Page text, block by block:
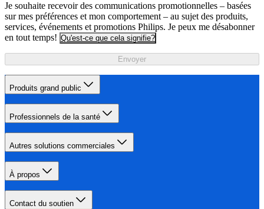
Je souhaite recevoir des communications promotionnelles – basées
sur mes préférences et mon comportement – au sujet des produits,
services, événements et promotions Philips. Je peux me désabonner
en tout temps! Qu'est-ce que cela signifie?
Envoyer
Produits grand public
Professionnels de la santé
Autres solutions commerciales
À propos
Contact du soutien